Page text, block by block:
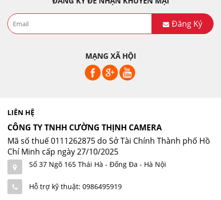
Đăng Ký
MẠNG XÃ HỘI
LIÊN HỆ
CÔNG TY TNHH CƯỜNG THỊNH CAMERA
Mã số thuế 0111262875 do Sở Tài Chính Thành phố Hồ
Chí Minh cấp ngày 27/10/2025
Số 37 Ngõ 165 Thái Hà - Đống Đa - Hà Nội
Hỗ trợ kỹ thuật: 0986495919